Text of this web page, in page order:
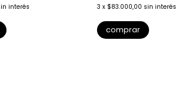
interés 3 x $83.000,00 sin interés
comprar